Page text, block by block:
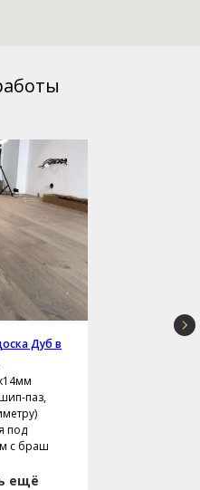
Дуб в
паз,
под
с браш
ещё